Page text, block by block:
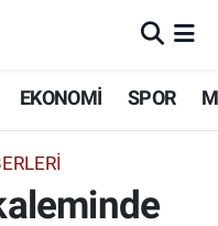
EKONOMİ SPOR